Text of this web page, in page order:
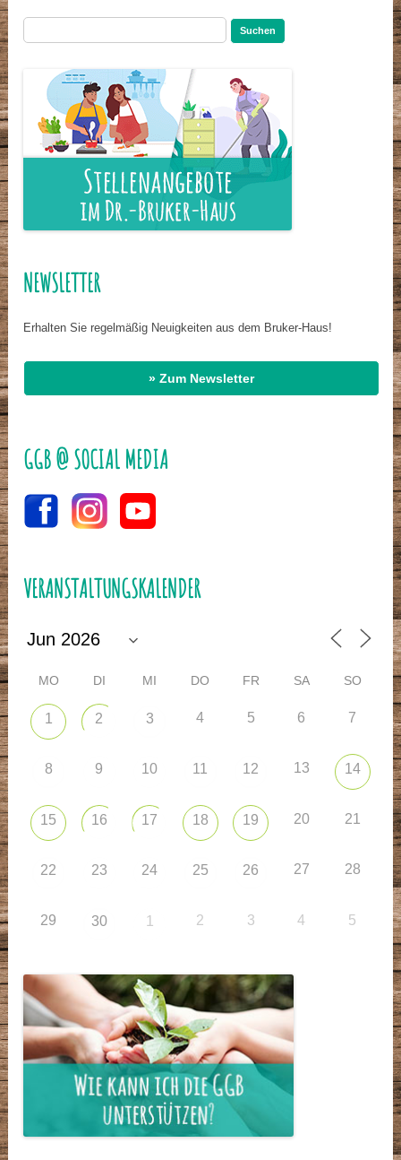
nach:
NEWSLETTER
Erhalten Sie regelmäßig Neuigkeiten aus dem Bruker-Haus!
» Zum Newsletter
GGB @ SOCIAL MEDIA
VERANSTALTUNGSKALENDER
MO DI MI DO FR SA SO
1 2 3 4 5 6 7
8 9 10 11 12 13 14
15 16 17 18 19 20 21
22 23 24 25 26 27 28
29 30 1 2 3 4 5